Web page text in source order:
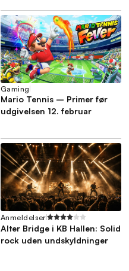
Gaming
Mario Tennis – Primer før
udgivelsen 12. februar
Anmeldelser
Alter Bridge i KB Hallen: Solid
rock uden undskyldninger